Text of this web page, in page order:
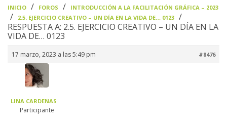
INICIO FOROS INTRODUCCIÓN A LA FACILITACIÓN GRÁFICA – 2023
2.5. EJERCICIO CREATIVO – UN DÍA EN LA VIDA DE… 0123
RESPUESTA A: 2.5. EJERCICIO CREATIVO – UN DÍA EN LA
VIDA DE… 0123
17 marzo, 2023 a las 5:49 pm #8476
LINA CARDENAS
Participante